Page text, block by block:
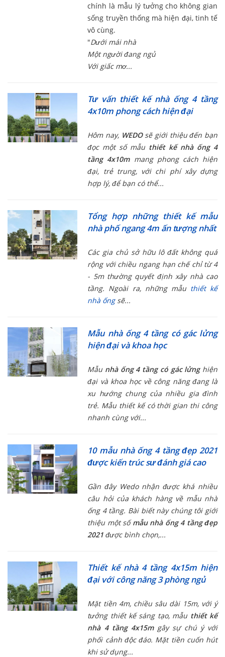
chính là mẫu lý tưởng cho không gian
sống truyền thống mà hiện đại, tinh tế
vô cùng.
"Dưới mái nhà
Một người đang ngủ
Với giấc mơ...
Tư vấn thiết kế nhà ống 4 tầng
4x10m phong cách hiện đại
Hôm nay, WEDOsẽ giới thiệu đến bạn
đọc một số mẫu thiết kế nhà ống 4
tầng 4x10mmang phong cách hiện
đại, trẻ trung, với chi phí xây dựng
hợp lý, để bạn có thể...
Tổng hợp những thiết kế mẫu
nhà phố ngang 4m ấn tượng nhất
Các gia chủ sở hữu lô đất không quá
rộng với chiều ngang hạn chế chỉ từ 4
- 5m thường quyết định xây nhà cao
tầng. Ngoài ra, những mẫu thiết kế
nhà ốngsẽ...
Mẫu nhà ống 4 tầng có gác lửng
hiện đại và khoa học
Mẫu nhà ống 4 tầng có gác lửnghiện
đại và khoa học về công năng đang là
xu hướng chung của nhiều gia đình
trẻ. Mẫu thiết kế có thời gian thi công
nhanh cùng với...
10 mẫu nhà ống 4 tầng đẹp 2021
được kiến trúc sư đánh giá cao
Gần đây Wedo nhận được khá nhiều
câu hỏi của khách hàng về mẫu nhà
ống 4 tầng. Bài biết này chúng tôi giới
thiệu một sốmẫu nhà ống 4 tầng đẹp
2021 được bình chọn,...
Thiết kế nhà 4 tầng 4x15m hiện
đại với công năng 3 phòng ngủ
Mặt tiền 4m, chiều sâu dài 15m, với ý
tưởng thiết kế sáng tạo, mẫu thiết kế
nhà 4 tầng 4x15mgây sự chú ý với
phối cảnh độc đáo. Mặt tiền cuốn hút
khi sử dụng...